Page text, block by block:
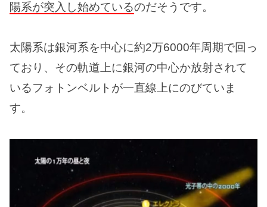
陽系が突入し始めているのだそうです。
太陽系は銀河系を中心に約2万6000年周期で回っ
ており、その軌道上に銀河の中心か放射されて
いるフォトンベルトが一直線上にのびていま
す。